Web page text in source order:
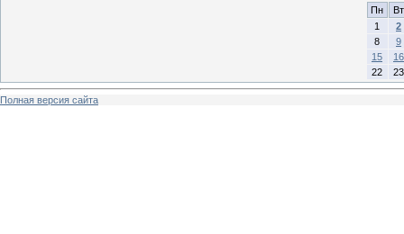
Пн
Вт
1
2
8
9
15
16
22
23
Полная версия сайта